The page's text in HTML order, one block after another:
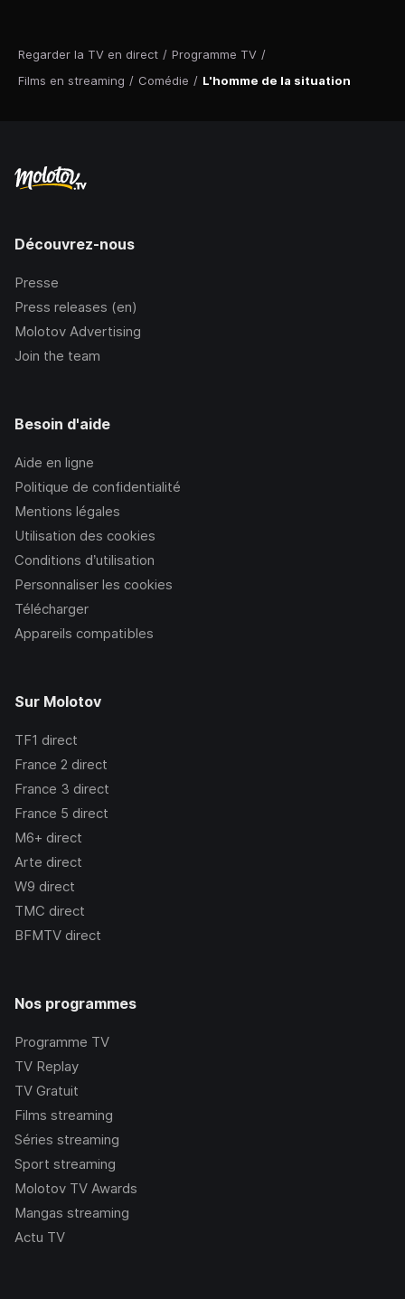
Regarder la TV en direct / Programme TV /
Films en streaming / Comédie / L'homme de la situation
Découvrez-nous
Presse
Press releases (en)
Molotov Advertising
Join the team
Besoin d'aide
Aide en ligne
Politique de confidentialité
Mentions légales
Utilisation des cookies
Conditions d’utilisation
Personnaliser les cookies
Télécharger
Appareils compatibles
Sur Molotov
TF1 direct
France 2 direct
France 3 direct
France 5 direct
M6+ direct
Arte direct
W9 direct
TMC direct
BFMTV direct
Nos programmes
Programme TV
TV Replay
TV Gratuit
Films streaming
Séries streaming
Sport streaming
Molotov TV Awards
Mangas streaming
Actu TV